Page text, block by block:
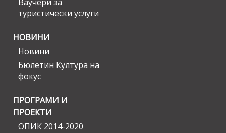
туристически услуги
НОВИНИ
Новини
Бюлетин Култура на
фокус
ПРОГРАМИ И
ПРОЕКТИ
ОПИК 2014-2020